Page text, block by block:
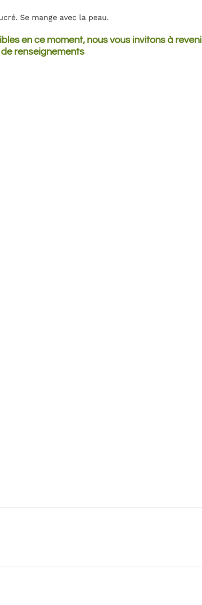
Se mange avec la peau.
en ce moment, nous vous invitons à
renseignements